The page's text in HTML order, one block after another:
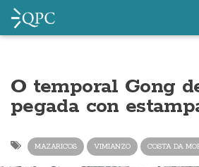
O temporal Gong
pegada con
MAZARICOS VIMIANZO COSTA DA